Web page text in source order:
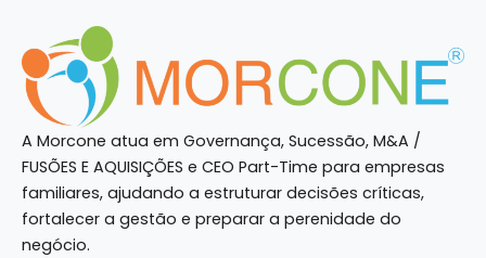
A Morcone atua em Governança, Sucessão, M&A /
FUSÕES E AQUISIÇÕES e CEO Part-Time para empresas
familiares, ajudando a estruturar decisões críticas,
fortalecer a gestão e preparar a perenidade do
negócio.